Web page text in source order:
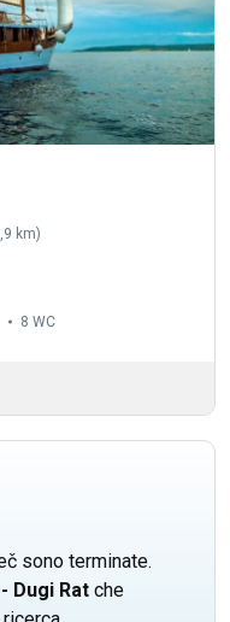
km)
8 WC
sono terminate.
Dugi Rat che